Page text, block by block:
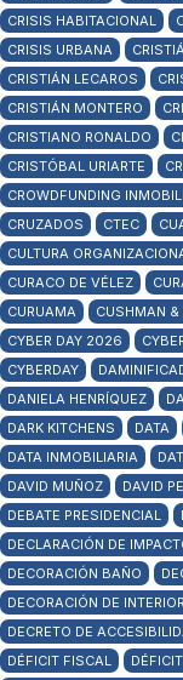
CRISIS HABITACIONAL
CRISIS URBANA
CRISTIÁN LECAROS
CRISTIÁN MONTERO
CRISTIANO RONALDO
CRISTÓBAL URIARTE
CROWDFUNDING
CRUZADOS
CTEC
CULTURA
CURACO DE VÉLEZ
CURUAMA
CUSHMAN &
CYBER DAY 2026
CYBERDAY
DANIELA HENRÍQUEZ
DARK KITCHENS
DATA
DATA INMOBILIARIA
DAVID MUÑOZ
DAVID
DEBATE PRESIDENCIAL
DECLARACIÓN DE
DECORACIÓN BAÑO
DECORACIÓN DE
DECRETO DE
DÉFICIT FISCAL